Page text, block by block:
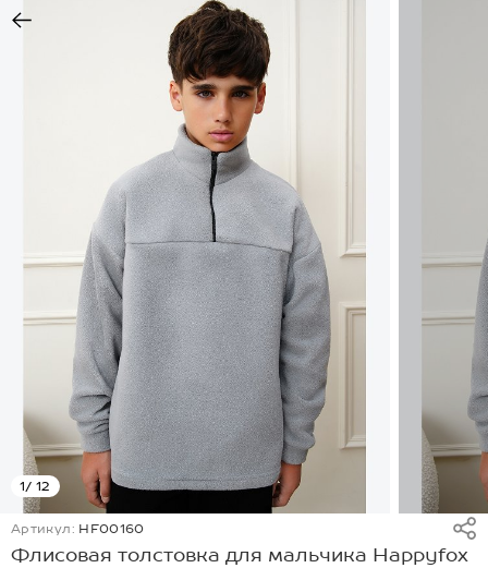
1/ 12
Артикул: HF00160
Флисовая толстовка для мальчика Happyfox